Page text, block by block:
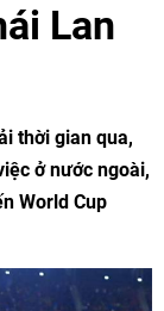
Lan
thời gian qua,
ở nước ngoài,
World Cup